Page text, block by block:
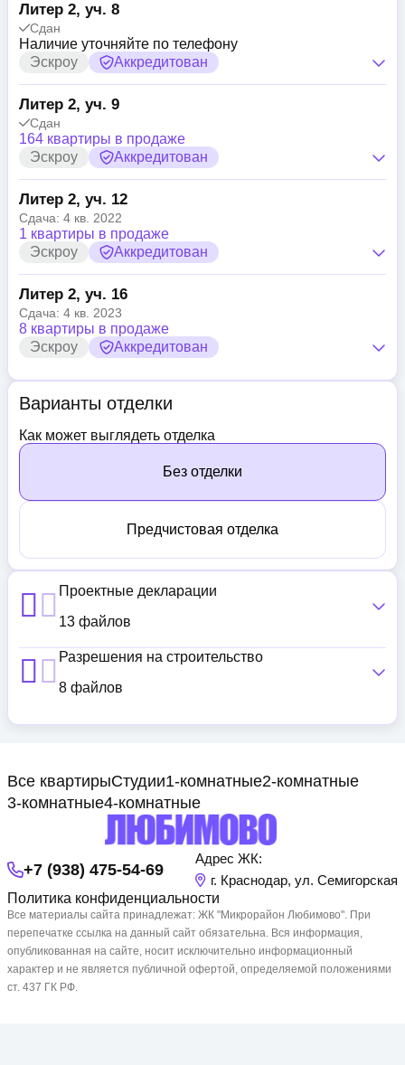
Литер 2, уч. 8
Сдан
Наличие уточняйте по телефону
Эскроу
Аккредитован
Литер 2, уч. 9
Сдан
164 квартиры в продаже
Эскроу
Аккредитован
Литер 2, уч. 12
Сдача: 4 кв. 2022
1 квартиры в продаже
Эскроу
Аккредитован
Литер 2, уч. 16
Сдача: 4 кв. 2023
8 квартиры в продаже
Эскроу
Аккредитован
Варианты отделки
Как может выглядеть отделка
Без отделки
Предчистовая отделка
Проектные декларации
13 файлов
Разрешения на строительство
8 файлов
Все квартирыСтудии1-комнатные2-комнатные
3-комнатные4-комнатные
Адрес ЖК:
г. Краснодар, ул. Семигорская
+7 (938) 475-54-69
Политика конфиденциальности
Все материалы сайта принадлежат: ЖК "Микрорайон Любимово". При
перепечатке ссылка на данный сайт обязательна. Вся информация,
опубликованная на сайте, носит исключительно информационный
характер и не является публичной офертой, определяемой положениями
ст. 437 ГК РФ.